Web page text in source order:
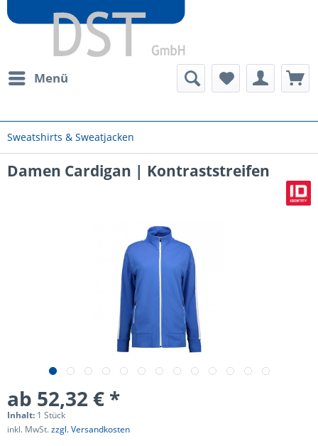
Menü
Sweatshirts & Sweatjacken
Damen Cardigan | Kontraststreifen
ab 52,32 € *
Inhalt: 1 Stück
inkl. MwSt.zzgl. Versandkosten